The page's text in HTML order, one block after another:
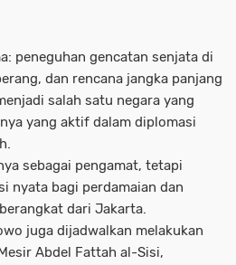
peneguhan gencatan senjata di
, dan rencana jangka panjang
salah satu negara yang
yang aktif dalam diplomasi
sebagai pengamat, tetapi
nyata bagi perdamaian dan
dari Jakarta.
juga dijadwalkan melakukan
Abdel Fattah al-Sisi,